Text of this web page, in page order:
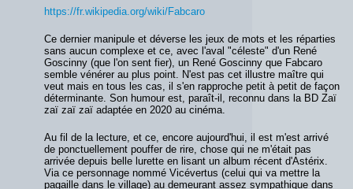
https://fr.wikipedia.org/wiki/Fabcaro
Ce dernier manipule et déverse les jeux de mots et les réparties
sans aucun complexe et ce, avec l'aval "céleste" d'un René
Goscinny (que l'on sent fier), un René Goscinny que Fabcaro
semble vénérer au plus point. N'est pas cet illustre maître qui
veut mais en tous les cas, il s'en rapproche petit à petit de façon
déterminante. Son humour est, paraît-il, reconnu dans la BD Zaï
zaï zaï zaï adaptée en 2020 au cinéma.
Au fil de la lecture, et ce, encore aujourd'hui, il est m'est arrivé
de ponctuellement pouffer de rire, chose qui ne m'était pas
arrivée depuis belle lurette en lisant un album récent d'Astérix.
Via ce personnage nommé Vicévertus (celui qui va mettre la
pagaille dans le village) au demeurant assez sympathique dans